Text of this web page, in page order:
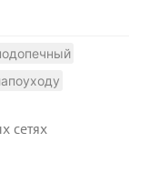
сетях